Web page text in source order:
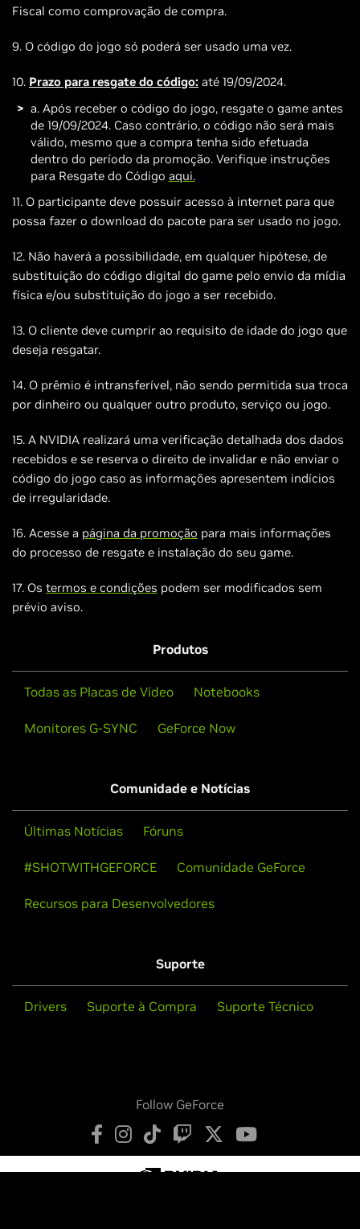
Fiscal como comprovação de compra.
9. O código do jogo só poderá ser usado uma vez.
10. Prazo para resgate do código: até 19/09/2024.
a. Após receber o código do jogo, resgate o game antes
de 19/09/2024. Caso contrário, o código não será mais
válido, mesmo que a compra tenha sido efetuada
dentro do período da promoção. Verifique instruções
para Resgate do Código aqui.
11. O participante deve possuir acesso à internet para que
possa fazer o download do pacote para ser usado no jogo.
12. Não haverá a possibilidade, em qualquer hipótese, de
substituição do código digital do game pelo envio da mídia
física e/ou substituição do jogo a ser recebido.
13. O cliente deve cumprir ao requisito de idade do jogo que
deseja resgatar.
14. O prêmio é intransferível, não sendo permitida sua troca
por dinheiro ou qualquer outro produto, serviço ou jogo.
15. A NVIDIA realizará uma verificação detalhada dos dados
recebidos e se reserva o direito de invalidar e não enviar o
código do jogo caso as informações apresentem indícios
de irregularidade.
16. Acesse a página da promoção para mais informações
do processo de resgate e instalação do seu game.
17. Os termos e condições podem ser modificados sem
prévio aviso.
Produtos
Todas as Placas de Vídeo Notebooks
Monitores G-SYNC GeForce Now
Comunidade e Notícias
Últimas Notícias Fóruns
#SHOTWITHGEFORCE Comunidade GeForce
Recursos para Desenvolvedores
Suporte
Drivers Suporte à Compra Suporte Técnico
Follow GeForce